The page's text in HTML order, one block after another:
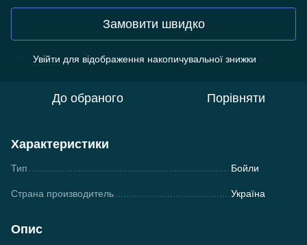
Замовити швидко
Увійти для відображення накопичувальної знижки
До обраного Порівняти
Характеристики
Тип Бойли
Страна производитель Україна
Опис